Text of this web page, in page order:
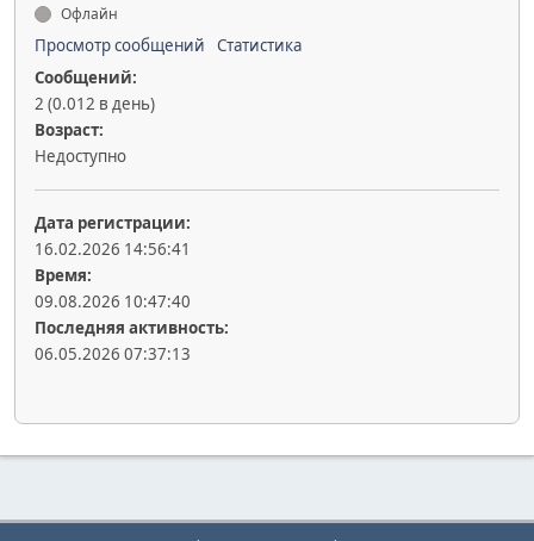
Офлайн
Просмотр сообщений
Статистика
Сообщений:
2 (0.012 в день)
Возраст:
Недоступно
Дата регистрации:
16.02.2026 14:56:41
Время:
09.08.2026 10:47:40
Последняя активность:
06.05.2026 07:37:13